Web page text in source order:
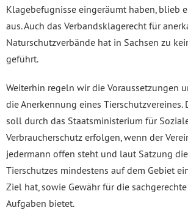
Klagebefugnisse eingeräumt haben, blieb
aus. Auch das Verbandsklagerecht für
Naturschutzverbände hat in Sachsen zu
geführt.
Weiterhin regeln wir die Voraussetzungen
die Anerkennung eines Tierschutzvereines.
soll durch das Staatsministerium für
Verbraucherschutz erfolgen, wenn der
jedermann offen steht und laut Satzung
Tierschutzes mindestens auf dem Gebiet
Ziel hat, sowie Gewähr für die
Aufgaben bietet.